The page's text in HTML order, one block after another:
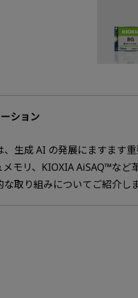
ション
生成 AI の発展にますます
モリ、KIOXIA AiSAQ™な
取り組みについてご紹介しま